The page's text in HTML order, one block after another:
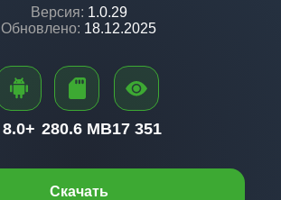
Версия: 1.0.29
Обновлено: 18.12.2025
Скачать
8.0+ 280.6 MB17 351